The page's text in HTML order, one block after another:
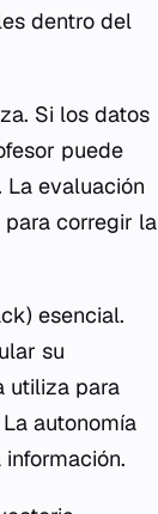
dentro del
Si los datos
puede
evaluación
corregir la
esencial.
su
utiliza para
autonomía